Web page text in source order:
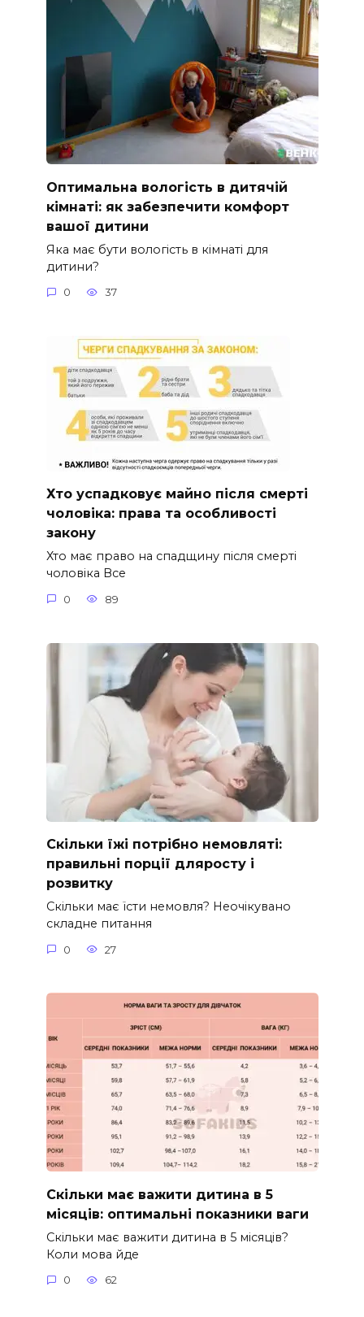
Оптимальна вологість в дитячій
кімнаті: як забезпечити комфорт
вашої дитини
Яка має бути вологість в кімнаті для
дитини?
0 37
Хто успадковує майно після смерті
чоловіка: права та особливості
закону
Хто має право на спадщину після смерті
чоловіка Все
0 89
Скільки їжі потрібно немовляті:
правильні порції дляросту і
розвитку
Скільки має їсти немовля? Неочікувано
складне питання
0 27
Скільки має важити дитина в 5
місяців: оптимальні показники ваги
Скільки має важити дитина в 5 місяців?
Коли мова йде
0 62